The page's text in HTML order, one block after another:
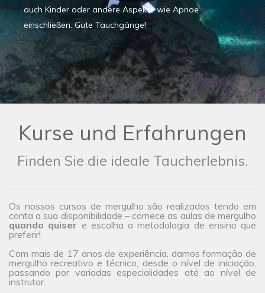
auch Kinder oder andere Aspekte wie Apnoe
einschließen. Gute Tauchgänge!
Kurse und Erfahrungen
Finden Sie die ideale Taucherlebnis.
Os nossos cursos de mergulho são realizados tendo em
conta a sua disponibilidade – comece as aulas de mergulho
quando quiser e escolha a metodologia de ensino que
preferir!
Com mais de 17 anos de experiência, damos formação de
mergulho recreativo e técnico, desde o nível de iniciação,
passando por variadas especialidades até ao nível de
instrutor.